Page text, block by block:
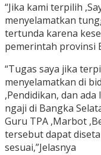
“Jika kami terpilih
menyelamatkan
tertunda karena
pemerintah provinsi
“Tugas saya jika
menyelamatkan di
,Pendidikan, dan
ngaji di Bangka
Guru TPA ,Marbot
tersebut dapat
sesuai,”Jelasnya